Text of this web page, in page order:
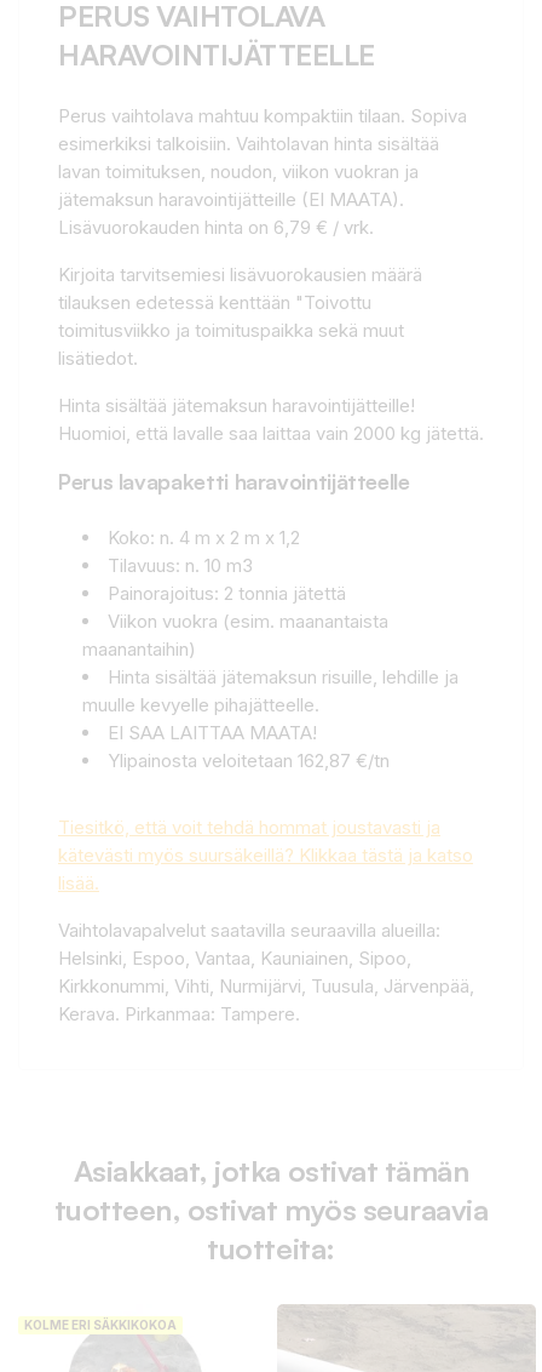
PERUS VAIHTOLAVA
HARAVOINTIJÄTTEELLE
Perus vaihtolava mahtuu kompaktiin tilaan. Sopiva
esimerkiksi talkoisiin. Vaihtolavan hinta sisältää
lavan toimituksen, noudon, viikon vuokran ja
jätemaksun haravointijätteille (EI MAATA).
Lisävuorokauden hinta on 6,79 € / vrk.
Kirjoita tarvitsemiesi lisävuorokausien määrä
tilauksen edetessä kenttään "Toivottu
toimitusviikko ja toimituspaikka sekä muut
lisätiedot.
Hinta sisältää jätemaksun haravointijätteille!
Huomioi, että lavalle saa laittaa vain 2000 kg jätettä.
Perus lavapaketti haravointijätteelle
Koko: n. 4 m x 2 m x 1,2
Tilavuus: n. 10 m3
Painorajoitus: 2 tonnia jätettä
Viikon vuokra (esim. maanantaista
maanantaihin)
Hinta sisältää jätemaksun risuille, lehdille ja
muulle kevyelle pihajätteelle.
EI SAA LAITTAA MAATA!
Ylipainosta veloitetaan 162,87 €/tn
Tiesitkö, että voit tehdä hommat joustavasti ja
kätevästi myös suursäkeillä? Klikkaa tästä ja katso
lisää.
Vaihtolavapalvelut saatavilla seuraavilla alueilla:
Helsinki, Espoo, Vantaa, Kauniainen, Sipoo,
Kirkkonummi, Vihti, Nurmijärvi, Tuusula, Järvenpää,
Kerava. Pirkanmaa: Tampere.
Asiakkaat, jotka ostivat tämän
tuotteen, ostivat myös seuraavia
tuotteita:
KOLME ERI SÄKKIKOKOA